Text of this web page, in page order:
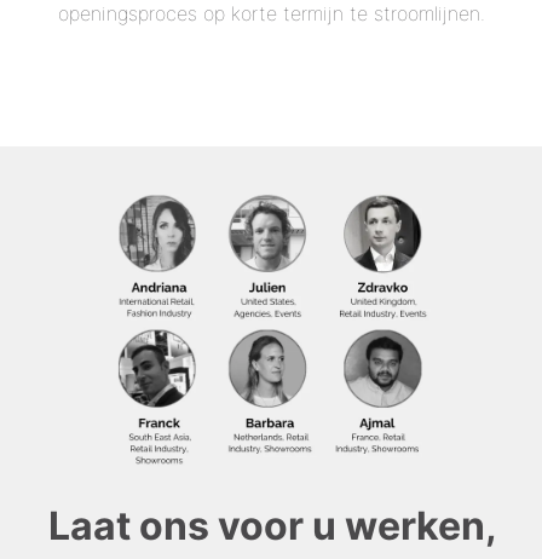
openingsproces op korte termijn te stroomlijnen.
Laat ons voor u werken,